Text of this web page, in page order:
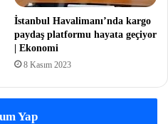
İstanbul Havalimanı’nda kargo
paydaş platformu hayata geçiyor
| Ekonomi
8 Kasım 2023
Yap